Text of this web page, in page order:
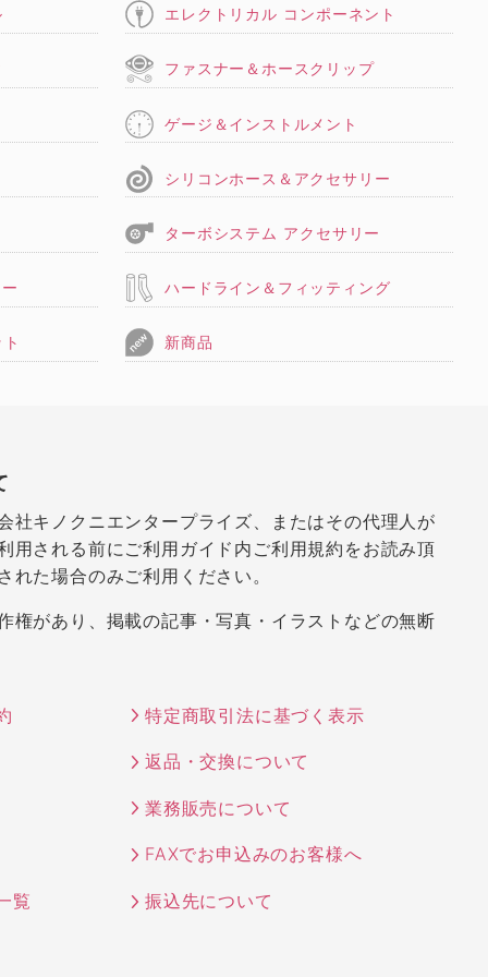
エレクトリカル コンポーネント
ファスナー＆ホースクリップ
ゲージ＆インストルメント
シリコンホース＆アクセサリー
ターボシステム アクセサリー
ハードライン＆フィッティング
新商品
社キノクニエンタープライズ、またはその代理人が
用される前にご利用ガイド内ご利用規約をお読み頂
れた場合のみご利用ください。
権があり、掲載の記事・写真・イラストなどの無断
特定商取引法に基づく表示
返品・交換について
業務販売について
FAXでお申込みのお客様へ
覧 振込先について